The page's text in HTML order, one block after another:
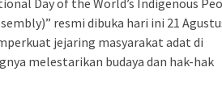
Day of the World’s Indigenous
resmi dibuka hari ini 21
jejaring masyarakat adat di
melestarikan budaya dan hak-hak